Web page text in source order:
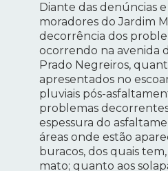
Diante das denúncias
moradores do Jardim
decorrência dos
ocorrendo na avenida
Prado Negreiros,
apresentados no
pluviais pós-
problemas
espessura do
áreas onde estão
buracos, dos quais
mato; quanto aos